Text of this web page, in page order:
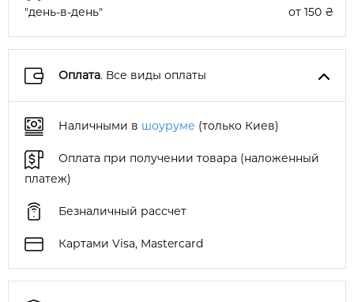
"день-в-день"
от 150 ₴
Оплата. Все виды оплаты
Наличными в шоуруме (только Киев)
Оплата при получении товара (наложенный
платеж)
Безналичный рассчет
Картами Visa, Mastercard